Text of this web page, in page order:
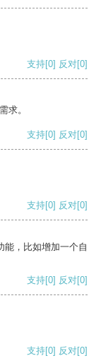
支持[0] 反对[0]
求。
支持[0] 反对[0]
支持[0] 反对[0]
能，比如增加一个自
支持[0] 反对[0]
支持[0] 反对[0]